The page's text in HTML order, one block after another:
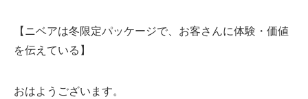
【ニベアは冬限定パッケージで、お客さんに体験・価値
を伝えている】
おはようございます。